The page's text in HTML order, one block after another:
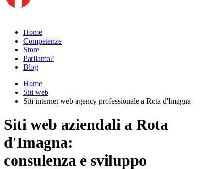
Home
Competenze
Store
Parliamo?
Blog
Home
Siti web
Siti internet web agency professionale a Rota d'Imagna
Siti web aziendali a Rota
d'Imagna:
consulenza e sviluppo